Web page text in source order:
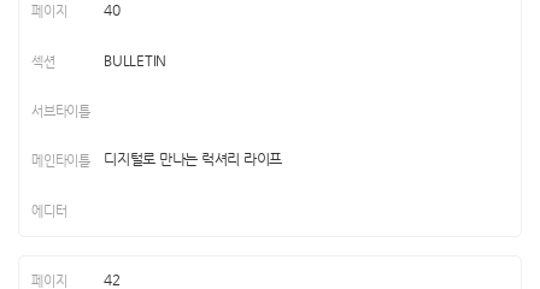
40
BULLETIN
디지털로 만나는 럭셔리 라이프
42